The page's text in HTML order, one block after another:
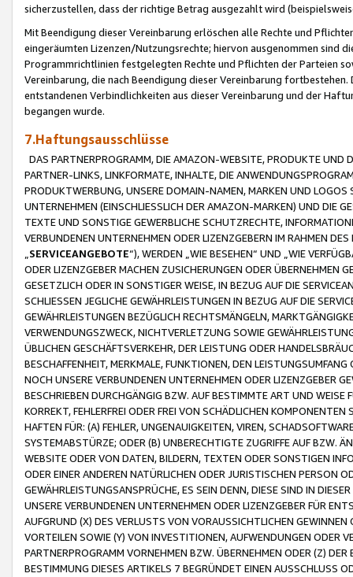
sicherzustellen, dass der richtige Betrag ausgezahlt wird
Mit Beendigung dieser Vereinbarung erlöschen alle Rechte und
eingeräumten Lizenzen/Nutzungsrechte; hiervon ausgenommen sind
Programmrichtlinien festgelegten Rechte und Pflichten der Parteien
Vereinbarung, die nach Beendigung dieser Vereinbarung
entstandenen Verbindlichkeiten aus dieser Vereinbarung und der
begangen wurde.
7.Haftungsausschlüsse
DAS PARTNERPROGRAMM, DIE AMAZON-WEBSITE, PRODUKTE UND
PARTNER-LINKS, LINKFORMATE, INHALTE, DIE
PRODUKTWERBUNG, UNSERE DOMAIN-NAMEN, MARKEN UND
UNTERNEHMEN (EINSCHLIESSLICH DER AMAZON-MARKEN) UND DIE
TEXTE UND SONSTIGE GEWERBLICHE SCHUTZRECHTE,
VERBUNDENEN UNTERNEHMEN ODER LIZENZGEBERN IM RAHMEN
SERVICEANGEBOTE“), WERDEN „WIE BESEHEN“ UND „WIE
ODER LIZENZGEBER MACHEN ZUSICHERUNGEN ODER ÜBERNEHMEN
GESETZLICH ODER IN SONSTIGER WEISE, IN BEZUG AUF DIE
SCHLIESSEN JEGLICHE GEWÄHRLEISTUNGEN IN BEZUG AUF DIE
GEWÄHRLEISTUNGEN BEZÜGLICH RECHTSMÄNGELN,
VERWENDUNGSZWECK, NICHTVERLETZUNG SOWIE
ÜBLICHEN GESCHÄFTSVERKEHR, DER LEISTUNG ODER
BESCHAFFENHEIT, MERKMALE, FUNKTIONEN, DEN
NOCH UNSERE VERBUNDENEN UNTERNEHMEN ODER LIZENZGEBER
BESCHRIEBEN DURCHGÄNGIG BZW. AUF BESTIMMTE ART UND
KORREKT, FEHLERFREI ODER FREI VON SCHÄDLICHEN
HAFTEN FÜR: (A) FEHLER, UNGENAUIGKEITEN, VIREN,
SYSTEMABSTÜRZE; ODER (B) UNBERECHTIGTE ZUGRIFFE AUF BZW.
WEBSITE ODER VON DATEN, BILDERN, TEXTEN ODER SONSTIGEN
ODER EINER ANDEREN NATÜRLICHEN ODER JURISTISCHEN PERSON
GEWÄHRLEISTUNGSANSPRÜCHE, ES SEIN DENN, DIESE SIND IN
UNSERE VERBUNDENEN UNTERNEHMEN ODER LIZENZGEBER FÜR
AUFGRUND (X) DES VERLUSTS VON VORAUSSICHTLICHEN
VORTEILEN SOWIE (Y) VON INVESTITIONEN, AUFWENDUNGEN ODER
PARTNERPROGRAMM VORNEHMEN BZW. ÜBERNEHMEN ODER (Z)
BESTIMMUNG DIESES ARTIKELS 7 BEGRÜNDET EINEN AUSSCHLUSS